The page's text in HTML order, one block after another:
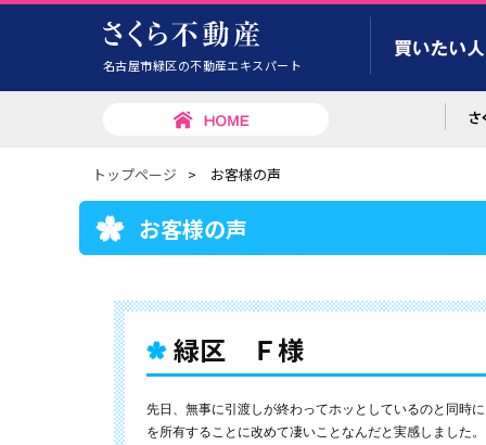
名古屋市緑区の不動産エキスパート
トップページ > お客様の声
お客様の声
緑区 Ｆ様
先日、無事に引渡しが終わってホッとしているのと同時
を所有することに改めて凄いことなんだと実感しました